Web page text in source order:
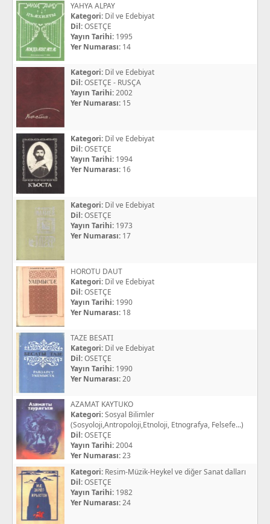
YAHYA ALPAY
Kategori: Dil ve Edebiyat
Dil:OSETÇE
Yayın Tarihi: 1995
Yer Numarası: 14
Kategori: Dil ve Edebiyat
Dil:OSETÇE - RUSÇA
Yayın Tarihi:2002
Yer Numarası: 15
Kategori: Dil ve Edebiyat
Dil:OSETÇE
Yayın Tarihi: 1994
Yer Numarası: 16
Kategori: Dil ve Edebiyat
Dil:OSETÇE
Yayın Tarihi: 1973
Yer Numarası: 17
HOROTU DAUT
Kategori: Dil ve Edebiyat
Dil:OSETÇE
Yayın Tarihi: 1990
Yer Numarası: 18
TAZE BESATI
Kategori: Dil ve Edebiyat
Dil:OSETÇE
Yayın Tarihi: 1990
Yer Numarası:20
AZAMAT KAYTUKO
Kategori:Sosyal Bilimler
(Sosyoloji,Antropoloji,Etnoloji, Etnografya, Felsefe...)
Dil:OSETÇE
Yayın Tarihi:2004
Yer Numarası:23
Kategori: Resim-Müzik-Heykel ve diğer Sanat dalları
Dil:OSETÇE
Yayın Tarihi: 1982
Yer Numarası:24